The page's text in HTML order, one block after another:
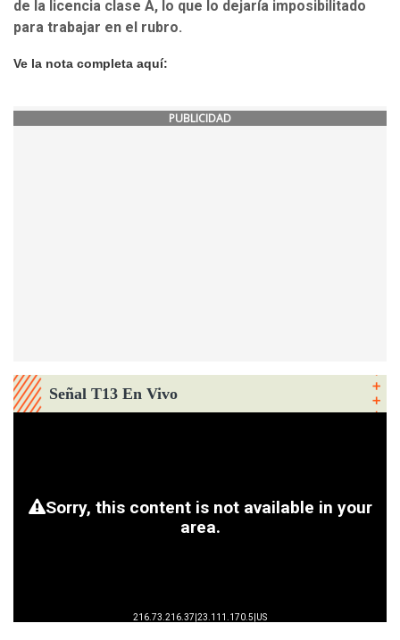
de la licencia clase A, lo que lo dejaría imposibilitado
para trabajar en el rubro.
Ve la nota completa aquí:
PUBLICIDAD
Señal T13 En Vivo